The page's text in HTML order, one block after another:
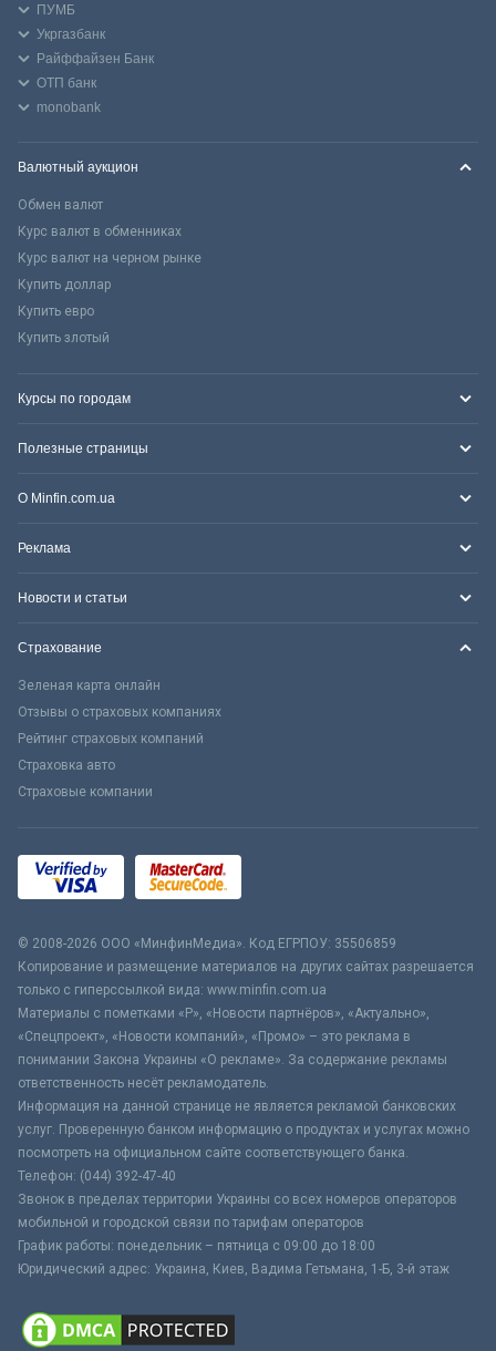
ПУМБ
Укргазбанк
Райффайзен Банк
ОТП банк
monobank
Валютный аукцион
Обмен валют
Курс валют в обменниках
Курс валют на черном рынке
Купить доллар
Купить евро
Купить злотый
Курсы по городам
Полезные страницы
О Minfin.com.ua
Реклама
Новости и статьи
Страхование
Зеленая карта онлайн
Отзывы о страховых компаниях
Рейтинг страховых компаний
Страховка авто
Страховые компании
© 2008-2026 ООО «МинфинМедиа». Код ЕГРПОУ: 35506859
Копирование и размещение материалов на других сайтах разрешается
только с гиперссылкой вида: www.minfin.com.ua
Материалы с пометками «Р», «Новости партнёров», «Актуально»,
«Спецпроект», «Новости компаний», «Промо» – это реклама в
понимании Закона Украины «О рекламе». За содержание рекламы
ответственность несёт рекламодатель.
Информация на данной странице не является рекламой банковских
услуг. Проверенную банком информацию о продуктах и услугах можно
посмотреть на официальном сайте соответствующего банка.
Телефон: (044) 392-47-40
Звонок в пределах территории Украины со всех номеров операторов
мобильной и городской связи по тарифам операторов
График работы: понедельник – пятница с 09:00 до 18:00
Юридический адрес: Украина, Киев, Вадима Гетьмана, 1-Б, 3-й этаж